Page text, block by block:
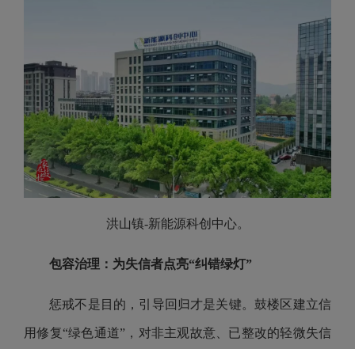
洪山镇-新能源科创中心。
包容治理：为失信者点亮“纠错绿灯”
惩戒不是目的，引导回归才是关键。鼓楼区建立信
用修复“绿色通道”，对非主观故意、已整改的轻微失信